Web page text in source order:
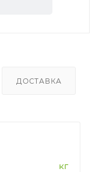
ДОСТАВКА
кг